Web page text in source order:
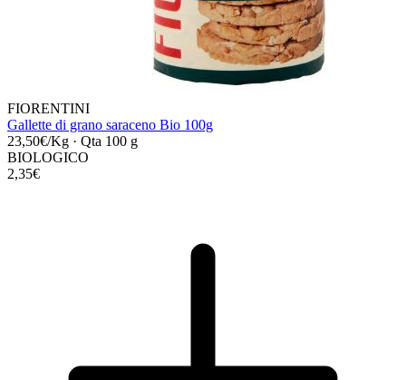
FIORENTINI
Gallette di grano saraceno Bio 100g
23,50€/Kg · Qta 100 g
BIOLOGICO
2,35€